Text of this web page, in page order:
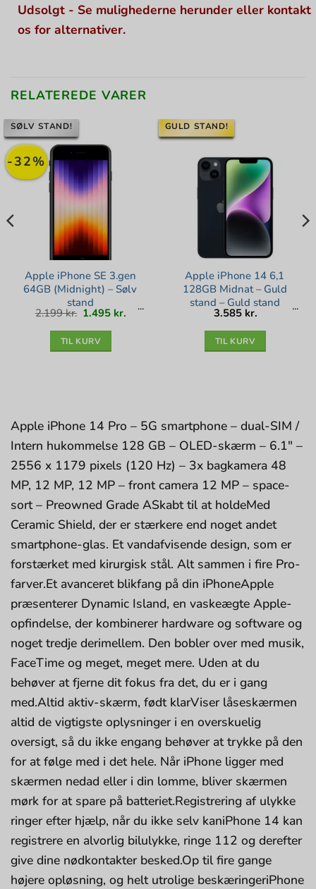
Udsolgt - Se mulighederne herunder eller kontakt
os for alternativer.
RELATEREDE VARER
-32%
SØLV STAND!
Apple iPhone SE 3.gen
64GB (Midnight) – Sølv
stand
2.199kr. Den
oprindelige
pris
1.495 kr. Den
TIL KURV
GULD STAND!
Apple iPhone 14 6,1
128GB Midnat – Guld
stand – Guld stand
3.585 kr.
TIL KURV
Apple iPhone 14 Pro – 5G smartphone – dual-SIM /
Intern hukommelse 128 GB – OLED-skærm – 6.1″ –
2556 x 1179 pixels (120 Hz) – 3x bagkamera 48
MP, 12 MP, 12 MP – front camera 12 MP – space-
sort – Preowned Grade ASkabt til at holdeMed
Ceramic Shield, der er stærkere end noget andet
smartphone-glas. Et vand­afvisende design, som er
forstærket med kirurgisk stål. Alt sammen i fire Pro-
farver.Et avanceret blikfang på din iPhoneApple
præsenterer Dynamic Island, en vaskeægte Apple-
opfindelse, der kombinerer hardware og software og
noget tredje derimellem. Den bobler over med musik,
FaceTime og meget, meget mere. Uden at du
behøver at fjerne dit fokus fra det, du er i gang
med.Altid aktiv-skærm, født klarViser låseskærmen
altid de vigtigste oplysninger i en overskuelig
oversigt, så du ikke engang behøver at trykke på den
for at følge med i det hele. Når iPhone ligger med
skærmen nedad eller i din lomme, bliver skærmen
mørk for at spare på batteriet.Registrering af ulykke
ringer efter hjælp, når du ikke selv kaniPhone 14 kan
registrere en alvorlig bilulykke, ringe 112 og derefter
give dine nødkontakter besked.Op til fire gange
højere opløsning, og helt utrolige beskæringeriPhone